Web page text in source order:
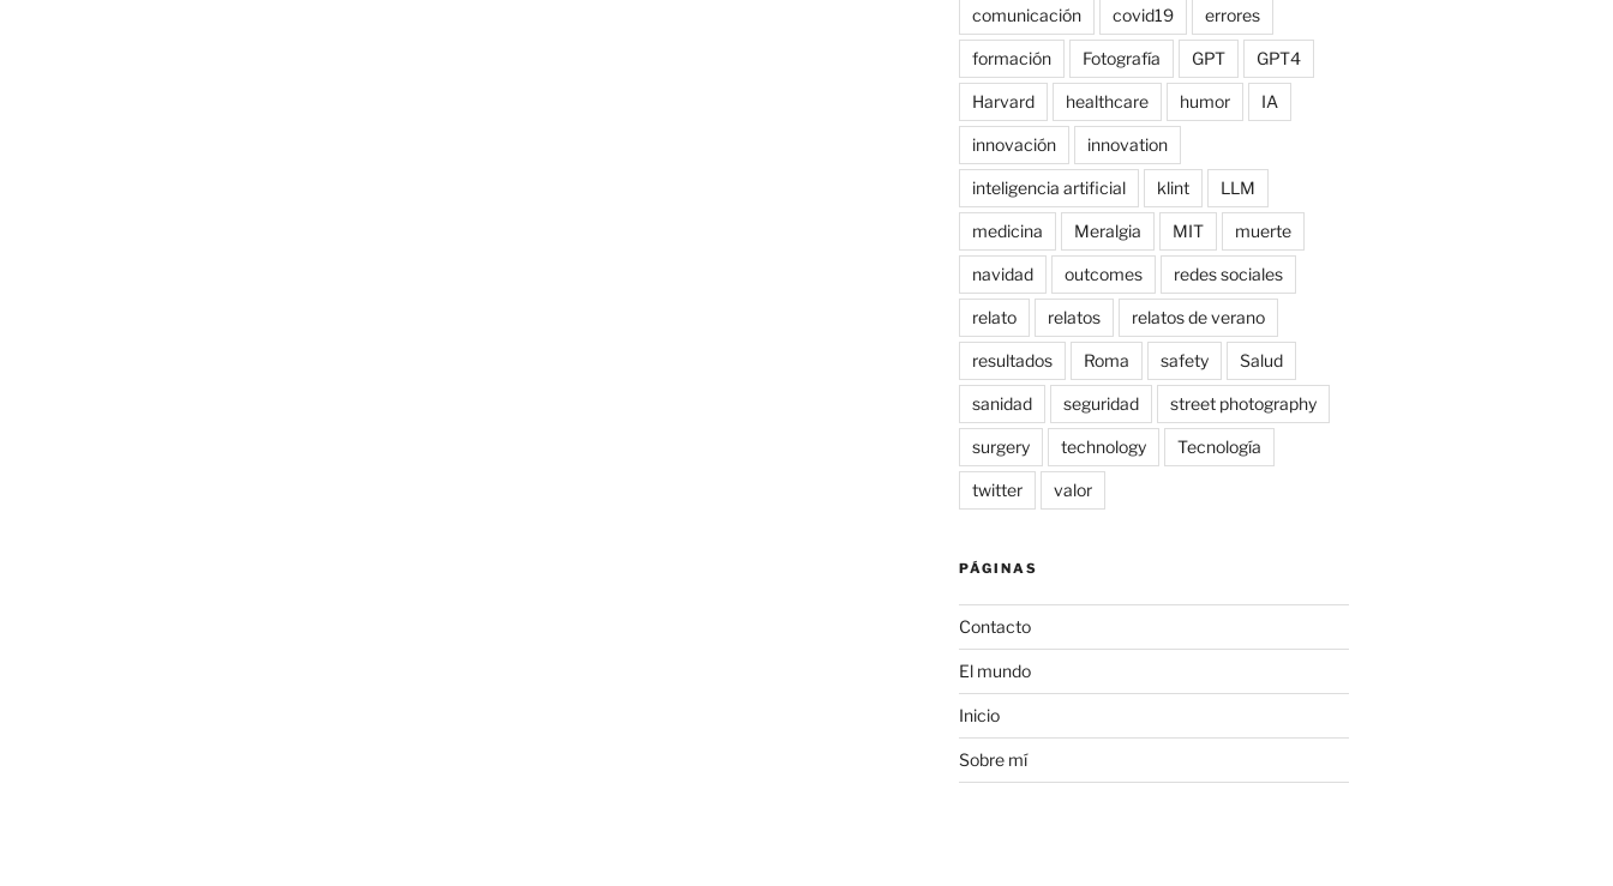
comunicación covid19 errores
formación Fotografía GPT GPT4
Harvard healthcare humor IA
innovación innovation
inteligencia artificial klint LLM
medicina Meralgia MIT muerte
navidad outcomes redes sociales
relato relatos relatos de verano
resultados Roma safety Salud
sanidad seguridad street photography
surgery technology Tecnología
twitter valor
PÁGINAS
Contacto
El mundo
Inicio
Sobre mí